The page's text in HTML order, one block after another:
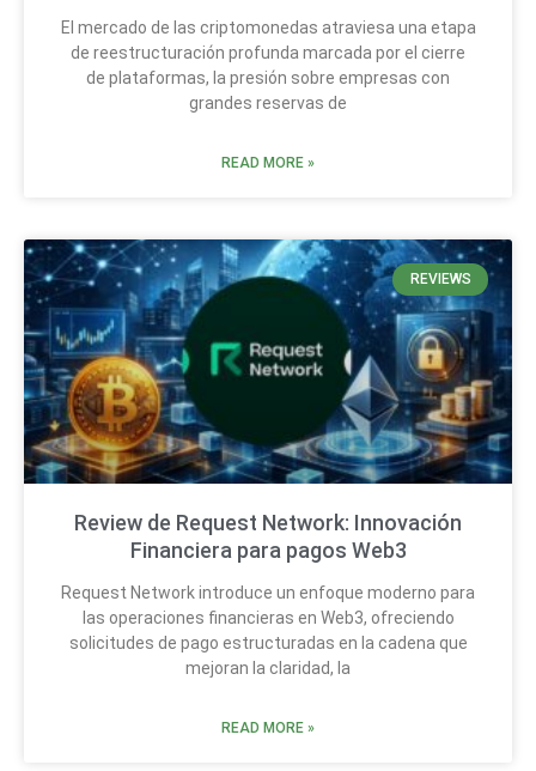
El mercado de las criptomonedas atraviesa una etapa
de reestructuración profunda marcada por el cierre
de plataformas, la presión sobre empresas con
grandes reservas de
READ MORE »
REVIEWS
Review de Request Network: Innovación
Financiera para pagos Web3
Request Network introduce un enfoque moderno para
las operaciones financieras en Web3, ofreciendo
solicitudes de pago estructuradas en la cadena que
mejoran la claridad, la
READ MORE »